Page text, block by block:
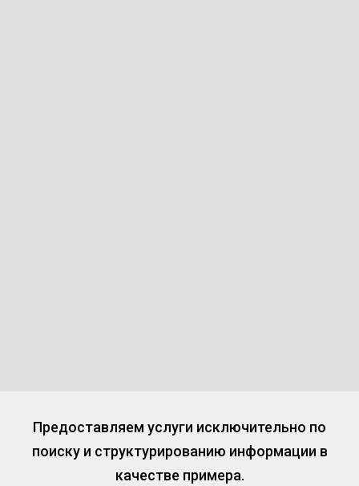
Предоставляем услуги исключительно по
поиску и структурированию информации в
качестве примера.